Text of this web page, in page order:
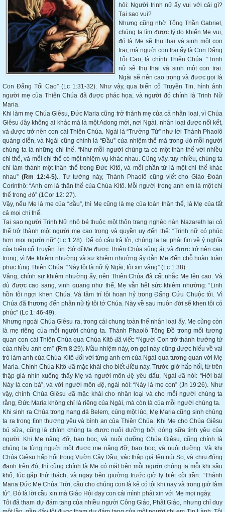
hỏi: Người trinh nữ ấy vui với cái gì?
Tại sao vui?
Nhưng cũng nhờ Tổng Thần Gabriel,
chúng ta tìm được lý do khiến Mẹ vui,
đó là Mẹ sẽ thụ thai và sinh một con
trai, mà người con trai ấy là Con Đấng
Tối Cao, là chính Thiên Chúa: “Trinh
nữ sẽ thụ thai và sinh một con trai.
Ngài sẽ nên cao trọng và được gọi là
Con Đấng Tối Cao” (Lc 1:31-32). Như vậy, qua biến cố Truyền Tin, hình ảnh
người mẹ của Thiên Chúa đã được phác họa, và người đó chính là Trinh Nữ
Maria.
Khi làm mẹ Chúa Giêsu, Đức Maria cũng trở thành mẹ của cả nhân loại, vì Chúa
Giêsu đây không ai khác mà là một Adong mới, nơi Ngài, nhân loại được nối kết,
và được trở nên con cái Thiên Chúa. Ngài là “Trưởng Tử” như lời Thánh Phaolô
quảng diễn, và Ngài cũng chính là “Đầu” của nhiệm thể mà trong đó mỗi người
chúng ta là những chi thể. “Như mỗi người chúng ta có một thân thể với nhiều
chi thể, và mỗi chi thể có một nhiệm vụ khác nhau. Cũng vậy, tuy nhiều, chúng ta
chỉ làm thành một thân thể trong Đức Kitô, và mỗi phần tử là một chi thể khác
nhau” (Rm 12:4-5).. Tư tưởng này, Thánh Phaolô cũng viết cho Giáo Đoàn
Corinthô: “Anh em là thân thể của Chúa Kitô. Mỗi người trong anh em là một chi
thể trong đó” (1Cor 12: 27).
Vậy, nếu Mẹ là mẹ của “đầu”, thì Mẹ cũng là mẹ của toàn thân thể, là Mẹ của tất
cả mọi chi thể.
Tại sao người Trinh Nữ nhỏ bé thuộc một thôn trang nghèo nàn Nazareth lại có
thể trở thành một người mẹ cao trọng và quyền uy đến thế: “Trinh nữ có phúc
hơn mọi người nữ” (Lc 1:28). Để có câu trả lời, chúng ta lại phải tìm về ý nghĩa
của biến cố Truyền Tin. Sở dĩ Mẹ được Thiên Chúa sủng ái, và được trở nên cao
trọng, vì Mẹ khiêm nhường và sự khiêm nhường ấy dẫn Mẹ đến chỗ hoàn toàn
phục tùng Thiên Chúa: “Này tôi là nữ tỳ Ngài, tôi xin vâng” (Lc 1:38).
Vâng, chính sự khiêm nhường ấy, nên Thiên Chúa đã cất nhắc Mẹ lên cao. Và
dù được cao sang, vinh quang như thế, Mẹ vẫn hết sức khiêm nhường: “Linh
hồn tôi ngợi khen Chúa. Và tâm trí tôi hoan hỷ trong Đấng Cứu Chuộc tôi. Vì
Chúa đã thương đến phận nữ tỳ tôi tớ Chúa. Này về sau muôn đời sẽ khen tôi có
phúc” (Lc 1: 46-49).
Nhưng ngoài Chúa Giêsu ra, trong cái chung toàn thể nhân loại ấy, Mẹ cũng còn
là mẹ riêng của mỗi người chúng ta. Thánh Phaolô Tông Đồ trong mối tương
quan con cái Thiên Chúa qua Chúa Kitô đã viết: “Người Con trở thành trưởng tử
của nhiều anh em” (Rm 8:29). Mầu nhiệm này, ơn gọi này cũng được hiểu về vai
trò làm anh của Chúa Kitô đối với từng anh em của Ngài qua tương quan với Mẹ
Maria. Chính Chúa Kitô đã mặc khải cho biết điều này. Trước giờ hấp hối, từ trên
thập giá nhìn xuống thấy Mẹ và người môn đệ yêu dấu, Ngài đã nói: “Hỡi bà!
Này là con bà”, và với người môn đệ, ngài nói: “Này là mẹ con” (Jn 19:26). Như
vậy, chính Chúa Giêsu đã mặc khải cho nhân loại và cho mỗi người chúng ta
rằng, Đức Maria không chỉ là riêng của Ngài, mà còn là của mỗi người chúng ta.
Khi sinh ra Chúa trong hang đá Belem, cùng một lúc, Mẹ Maria cũng sinh chúng
ta ra trong tình thương yêu và bình an của Thiên Chúa. Khi Mẹ cho Chúa Giêsu
bú sữa, cũng là chính chúng ta được nuôi dưỡng bởi dòng sữa tình yêu của
người. Khi Mẹ nâng đỡ, bao bọc, và nuôi dưỡng Chúa Giêsu, cũng chính là
chúng ta từng người một được mẹ nâng đỡ, bao bọc, và nuôi dưỡng. Và khi
Chúa Giêsu hấp hối trong Vườn Cây Dầu, vác thập giá lên núi Sọ, và chịu đóng
đanh trên đó, thì cũng chính là Mẹ có mặt bên mỗi người chúng ta mỗi khi sầu
khổ, lúc gặp thử thách, và ngay bên giường trước giờ ly biệt cõi trần: “Thánh
Maria Đức Mẹ Chúa Trời, cầu cho chúng con là kẻ có tội khi nay và trong giờ lâm
tử”. Đó là lời cầu xin mà Giáo Hội dạy con cái mình phải xin với Mẹ mọi ngày.
Tôi đã tham dự đám tang của nhiều người Công Giáo, Phật Giáo, nhưng chỉ duy